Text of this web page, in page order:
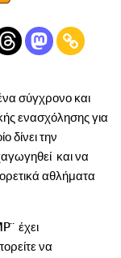
σύγχρονο και
ενασχόλησης για
δίνει την
και να
αθλήματα
¨έχει
να